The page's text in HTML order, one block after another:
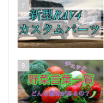
7
8